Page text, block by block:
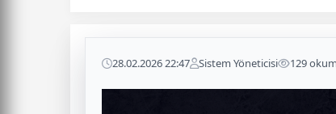
28.02.2026 22:47 Sistem Yöneticisi 129